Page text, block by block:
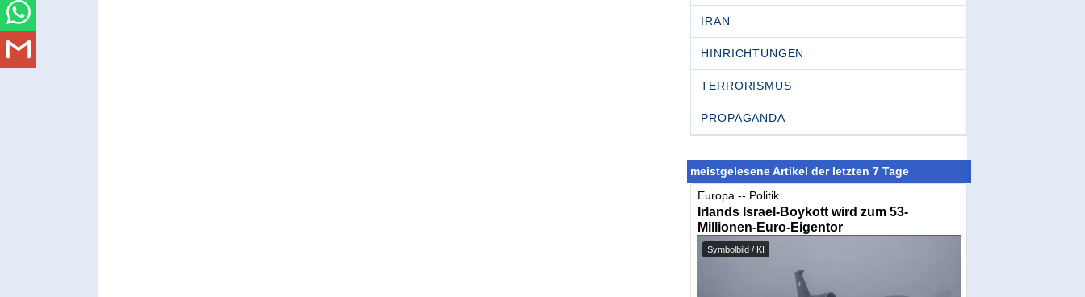
IRAN
HINRICHTUNGEN
TERRORISMUS
PROPAGANDA
meistgelesene Artikel der letzten 7 Tage
Europa -- Politik
Irlands Israel-Boykott wird zum 53-
Millionen-Euro-Eigentor
Symbolbild / KI